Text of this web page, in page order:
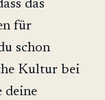
das
für
schon
Kultur bei
deine